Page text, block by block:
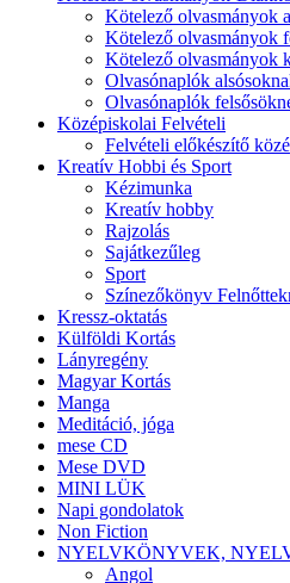
Kötelező olvasmányok
Kötelező olvasmányok
Kötelező olvasmányok
Olvasónaplók
Olvasónaplók
Középiskolai Felvételi
Felvételi előkészítő
Kreatív Hobbi és Sport
Kézimunka
Kreatív hobby
Rajzolás
Sajátkezűleg
Sport
Színezőkönyv
Kressz-oktatás
Külföldi Kortás
Lányregény
Magyar Kortás
Manga
Meditáció, jóga
mese CD
Mese DVD
MINI LÜK
Napi gondolatok
Non Fiction
NYELVKÖNYVEK,
Angol